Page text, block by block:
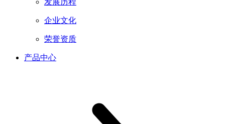
企业文化
荣誉资质
产品中心